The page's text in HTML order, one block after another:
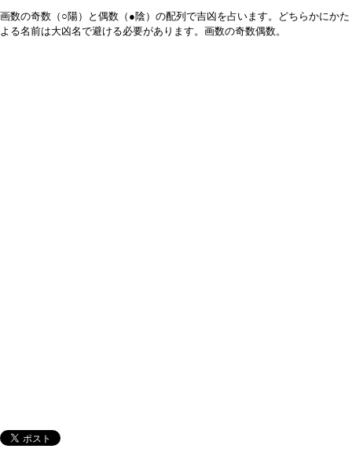
画数の奇数（○陽）と偶数（●陰）の配列で吉凶を占います。どちらかにかた
よる名前は大凶名で避ける必要があります。画数の奇数偶数。